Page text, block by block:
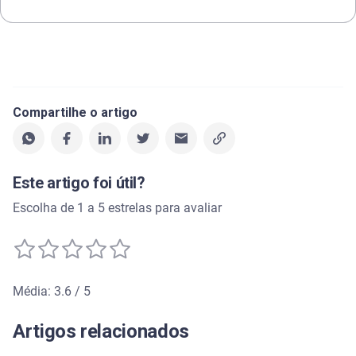
Compartilhe o artigo
Este artigo foi útil?
Escolha de 1 a 5 estrelas para avaliar
Média: 3.6 / 5
Artigos relacionados